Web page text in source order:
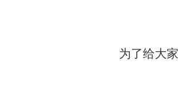
为了给大